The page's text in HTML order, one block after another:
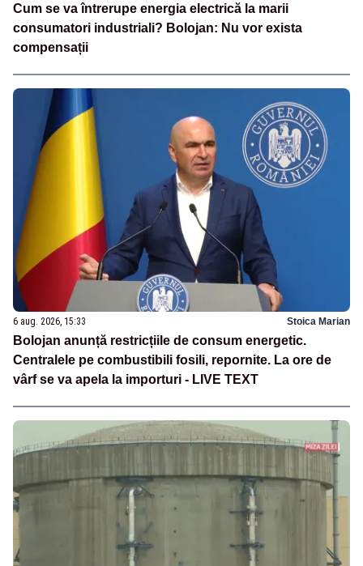
Cum se va întrerupe energia electrică la marii
consumatori industriali? Bolojan: Nu vor exista
compensații
6 aug. 2026, 15:33 Stoica Marian
Bolojan anunță restricțiile de consum energetic.
Centralele pe combustibili fosili, repornite. La ore de
vârf se va apela la importuri - LIVE TEXT